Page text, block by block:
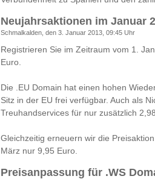
Neujahrsaktionen im Januar
Schmalkalden, den 3. Januar 2013, 09:45 Uhr
Registrieren Sie im Zeitraum vom 1.
Euro.
Die .EU Domain hat einen hohen
Sitz in der EU frei verfügbar. Auch als
Treuhandservices für nur zusätzlich
Gleichzeitig erneuern wir die
März nur 9,95 Euro.
Preisanpassung für .WS